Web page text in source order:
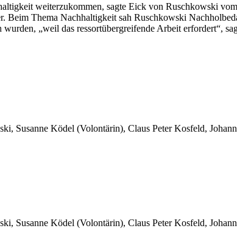
weiterzukommen, sagte Eick von Ruschkowski
Beim Thema Nachhaltigkeit sah Ruschkowski
„weil das ressortübergreifende Arbeit erfordert“,
Susanne Ködel (Volontärin), Claus Peter Kosfeld,
Susanne Ködel (Volontärin), Claus Peter Kosfeld,